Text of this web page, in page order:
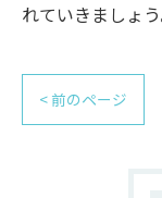
れていきましょう
< 前のページ